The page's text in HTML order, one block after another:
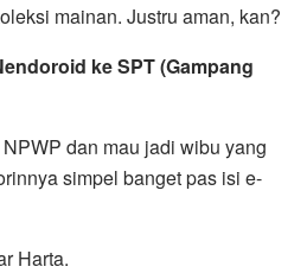
mainan. Justru aman, kan?
ke SPT (Gampang
dan mau jadi wibu yang
simpel banget pas isi e-
Harta.